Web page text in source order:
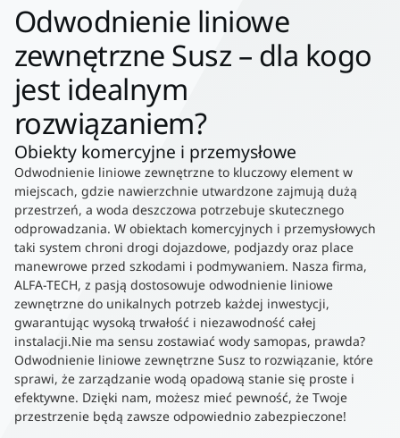
Odwodnienie liniowe
zewnętrzne Susz – dla kogo
jest idealnym
rozwiązaniem?
Obiekty komercyjne i przemysłowe
Odwodnienie liniowe zewnętrzne to kluczowy element w
miejscach, gdzie nawierzchnie utwardzone zajmują dużą
przestrzeń, a woda deszczowa potrzebuje skutecznego
odprowadzania. W obiektach komercyjnych i przemysłowych
taki system chroni drogi dojazdowe, podjazdy oraz place
manewrowe przed szkodami i podmywaniem. Nasza firma,
ALFA-TECH, z pasją dostosowuje odwodnienie liniowe
zewnętrzne do unikalnych potrzeb każdej inwestycji,
gwarantując wysoką trwałość i niezawodność całej
instalacji.Nie ma sensu zostawiać wody samopas, prawda?
Odwodnienie liniowe zewnętrzne Susz to rozwiązanie, które
sprawi, że zarządzanie wodą opadową stanie się proste i
efektywne. Dzięki nam, możesz mieć pewność, że Twoje
przestrzenie będą zawsze odpowiednio zabezpieczone!